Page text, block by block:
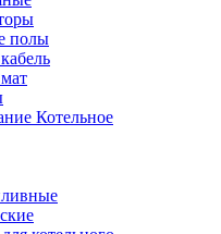
полы
Котельное